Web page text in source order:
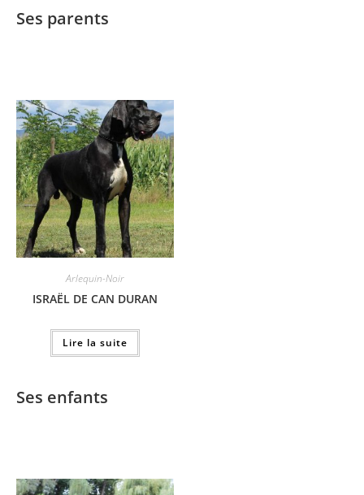
Ses parents
Arlequin-Noir
ISRAËL DE CAN DURAN
Lire la suite
Ses enfants